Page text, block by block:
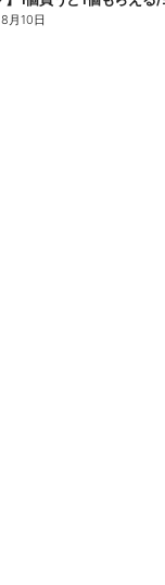
8月10日